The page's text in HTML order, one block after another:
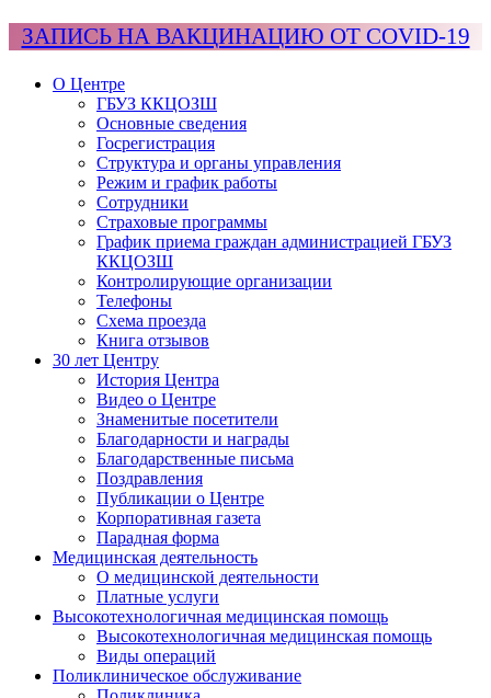
ЗАПИСЬ НА ВАКЦИНАЦИЮ ОТ COVID-19
О Центре
ГБУЗ ККЦОЗШ
Основные сведения
Госрегистрация
Структура и органы управления
Режим и график работы
Сотрудники
Страховые программы
График приема граждан администрацией ГБУЗ
ККЦОЗШ
Контролирующие организации
Телефоны
Схема проезда
Книга отзывов
30 лет Центру
История Центра
Видео о Центре
Знаменитые посетители
Благодарности и награды
Благодарственные письма
Поздравления
Публикации о Центре
Корпоративная газета
Парадная форма
Медицинская деятельность
О медицинской деятельности
Платные услуги
Высокотехнологичная медицинская помощь
Высокотехнологичная медицинская помощь
Виды операций
Поликлиническое обслуживание